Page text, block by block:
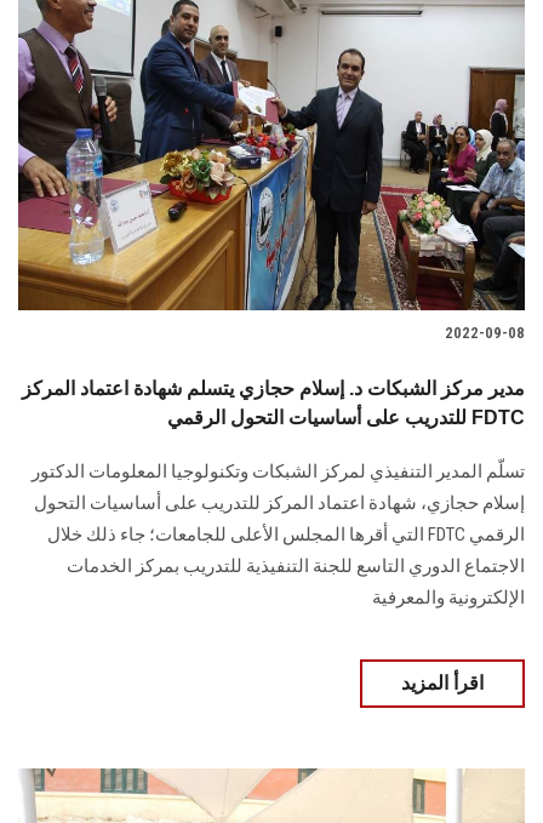
2022-09-08
مدير مركز الشبكات د. إسلام حجازي يتسلم شهادة اعتماد المركز
للتدريب على أساسيات التحول الرقمي FDTC
تسلّم المدير التنفيذي لمركز الشبكات وتكنولوجيا المعلومات الدكتور
إسلام حجازي، شهادة اعتماد المركز للتدريب على أساسيات التحول
الرقمي FDTC التي أقرها المجلس الأعلى للجامعات؛ جاء ذلك خلال
الاجتماع الدوري التاسع للجنة التنفيذية للتدريب بمركز الخدمات
الإلكترونية والمعرفية
اقرأ المزيد